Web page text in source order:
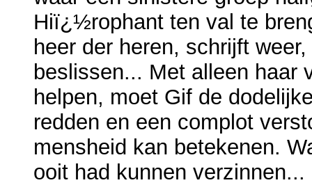
Hiï¿½rophant ten val te
heer der heren, schrijft
beslissen... Met alleen haar
helpen, moet Gif de
redden en een complot
mensheid kan betekenen.
ooit had kunnen verzinnen...